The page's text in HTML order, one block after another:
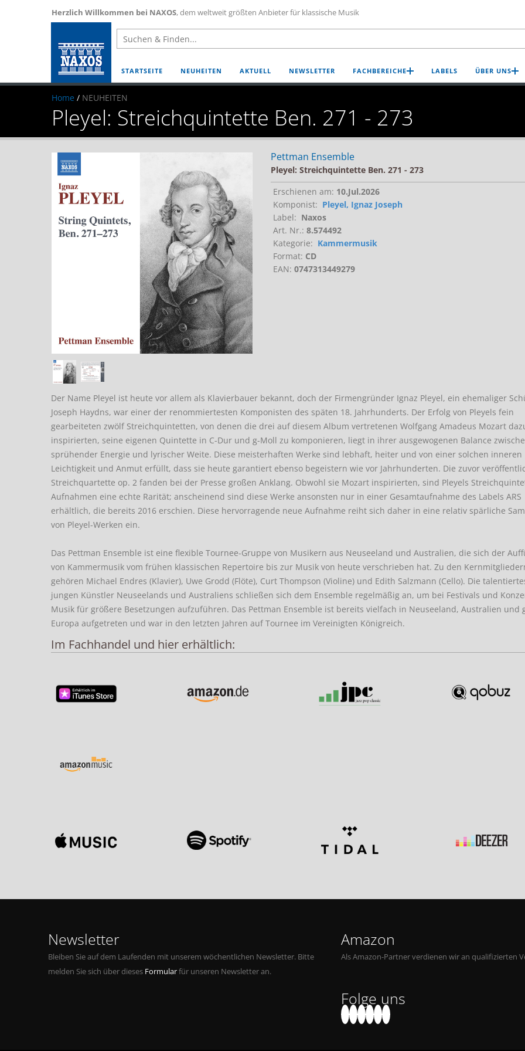
Herzlich Willkommen bei NAXOS, dem weltweit größten Anbieter für klassische Musik
STARTSEITE NEUHEITEN AKTUELL NEWSLETTER FACHBEREICHE LABELS ÜBER UNS
Home / NEUHEITEN
Pleyel: Streichquintette Ben. 271 - 273
Pettman Ensemble
Pleyel: Streichquintette Ben. 271 - 273
Erschienen am: 10.Jul.2026
Komponist: Pleyel, Ignaz Joseph
Label: Naxos
Art. Nr.: 8.574492
Kategorie: Kammermusik
Format: CD
EAN: 0747313449279
Der Name Pleyel ist heute vor allem als Klavierbauer bekannt, doch der Firmengründer Ignaz Pleyel, ein ehemaliger
Joseph Haydns, war einer der renommiertesten Komponisten des späten 18. Jahrhunderts. Der Erfolg von Pleyels fein
gearbeiteten zwölf Streichquintetten, von denen die drei auf diesem Album vertretenen Wolfgang Amadeus Mozart
inspirierten, seine eigenen Quintette in C-Dur und g-Moll zu komponieren, liegt in ihrer ausgewogenen Balance
sprühender Energie und lyrischer Weite. Diese meisterhaften Werke sind lebhaft, heiter und von einer solchen inneren
Leichtigkeit und Anmut erfüllt, dass sie heute garantiert ebenso begeistern wie vor Jahrhunderten. Die zuvor
Streichquartette op. 2 fanden bei der Presse großen Anklang. Obwohl sie Mozart inspirierten, sind Pleyels
Aufnahmen eine echte Rarität; anscheinend sind diese Werke ansonsten nur in einer Gesamtaufnahme des Labels ARS
erhältlich, die bereits 2016 erschien. Diese hervorragende neue Aufnahme reiht sich daher in eine relativ spärliche
von Pleyel-Werken ein.
Das Pettman Ensemble ist eine flexible Tournee-Gruppe von Musikern aus Neuseeland und Australien, die sich der
von Kammermusik vom frühen klassischen Repertoire bis zur Musik von heute verschrieben hat. Zu den
gehören Michael Endres (Klavier), Uwe Grodd (Flöte), Curt Thompson (Violine) und Edith Salzmann (Cello). Die
jungen Künstler Neuseelands und Australiens schließen sich dem Ensemble regelmäßig an, um bei Festivals und
Musik für größere Besetzungen aufzuführen. Das Pettman Ensemble ist bereits vielfach in Neuseeland, Australien und
Europa aufgetreten und war in den letzten Jahren auf Tournee im Vereinigten Königreich.
Im Fachhandel und hier erhältlich:
Newsletter
Bleiben Sie auf dem Laufenden mit unserem wöchentlichen Newsletter. Bitte
melden Sie sich über dieses Formularfür unseren Newsletter an.
Amazon
Als Amazon-Partner verdienen wir an qualifizierten
Folge uns